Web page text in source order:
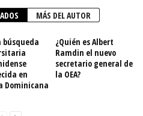
MÁS DEL AUTOR
búsqueda
en
Dominicana
¿Quién es Albert
Ramdin el nuevo
secretario general de
la OEA?